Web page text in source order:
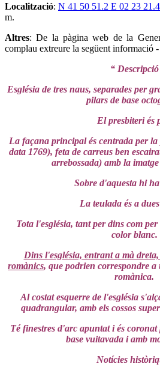
Localització: N 41 50 51.2 E 02 23 21.4
m.
Altres: De la pàgina web de la
complau extreure la següent informació
“ Descripció
Església de tres naus, separades per
pilars de base
El presbiteri és
La façana principal és centrada per
data 1769), feta de carreus ben
arrebossada) amb la
Sobre d'aquesta hi
La teulada és a
Tota l'església, tant per dins com
color blanc.
Dins l'església, entrant a mà
romànics, que podrien correspondre
romànica.
Al costat esquerre de l'església
quadrangular, amb els cossos
Té finestres d'arc apuntat i és
base vuitavada i amb
Notícies